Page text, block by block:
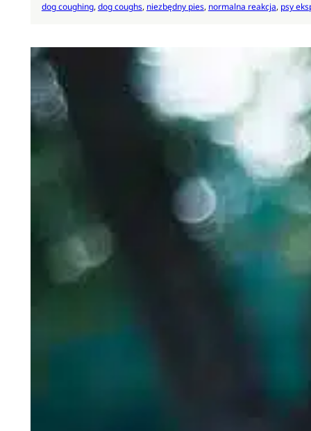
dog coughing, dog coughs, niezbędny pies, normalna reakcja, psy